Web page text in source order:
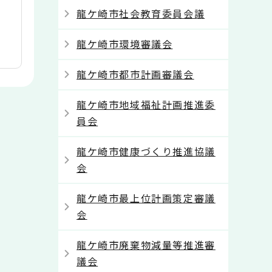
龍ケ崎市社会教育委員会議
龍ケ崎市環境審議会
龍ケ崎市都市計画審議会
龍ケ崎市地域福祉計画推進委
員会
龍ケ崎市健康づくり推進協議
会
龍ケ崎市最上位計画策定審議
会
龍ケ崎市廃棄物減量等推進審
議会